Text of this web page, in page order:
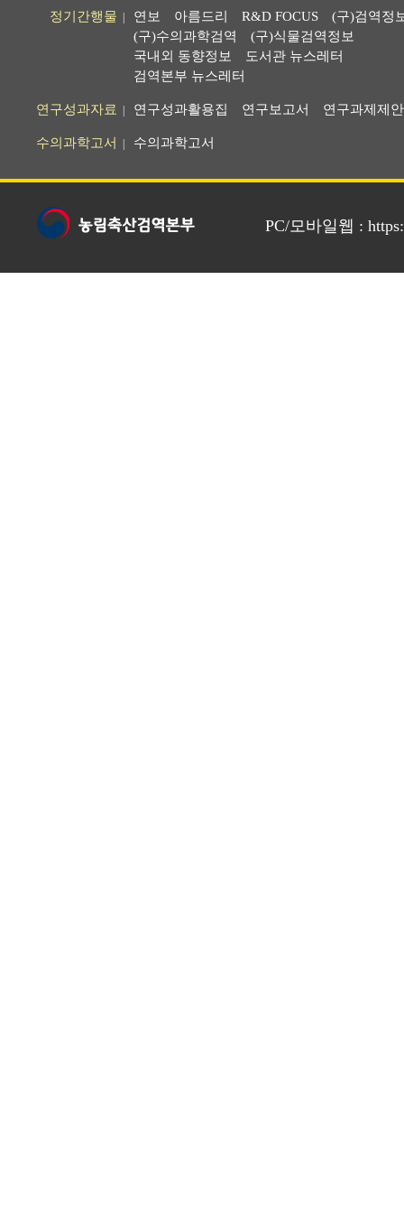
정기간행물 연보 아름드리 R&D FOCUS
(구)검역정
(구)수의과학검역
(구)식물검역정보
국내외 동향정보
도서관 뉴스레터
검역본부 뉴스레터
연구성과자료 연구성과활용집 연구보고서 연구과제제
수의과학고서 수의과학고서
PC/모바일웹 :